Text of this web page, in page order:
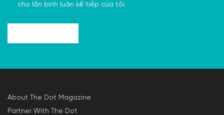
cho lần bình luận kế tiếp của tôi.
About The Dot Magazine
Partner With The Dot